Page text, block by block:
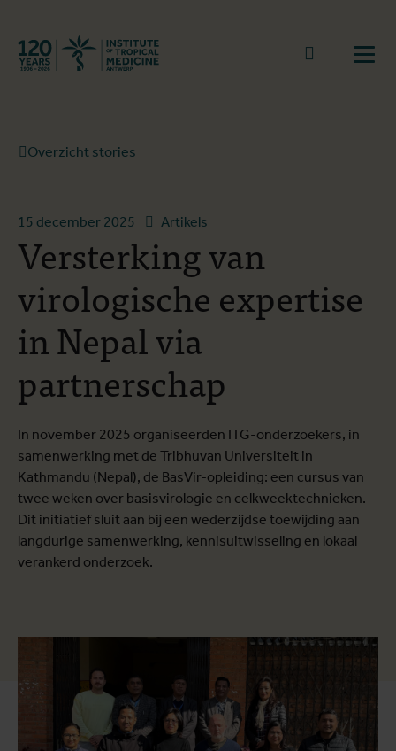
Terug naar start
Naar
Overzicht stories
15 december 2025 Artikels
Versterking van
virologische expertise
in Nepal via
partnerschap
In november 2025 organiseerden ITG-onderzoekers, in
samenwerking met de Tribhuvan Universiteit in
Kathmandu (Nepal), de BasVir-opleiding: een cursus van
twee weken over basisvirologie en celkweektechnieken.
Dit initiatief sluit aan bij een wederzijdse toewijding aan
langdurige samenwerking, kennisuitwisseling en lokaal
verankerd onderzoek.